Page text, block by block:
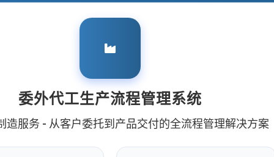
委外代工生产流程管理系统
造服务 - 从客户委托到产品交付的全流程管理解决方案